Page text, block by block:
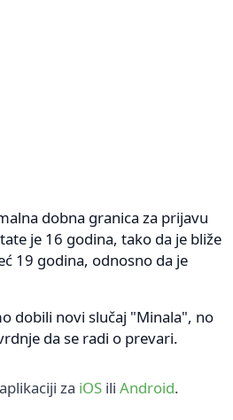
dobna granica za prijavu
je 16 godina, tako da je bliže
19 godina, odnosno da je
dobili novi slučaj "Minala", no
da se radi o prevari.
za iOS ili Android.